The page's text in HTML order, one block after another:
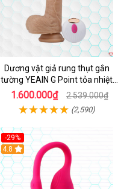
Dương vật giả rung thụt gắn
tường YEAIN G Point tỏa nhiệt
điều khiển từ xa
1.600.000₫ 2.539.000₫
(2,590)
-29%
Hot
4.8